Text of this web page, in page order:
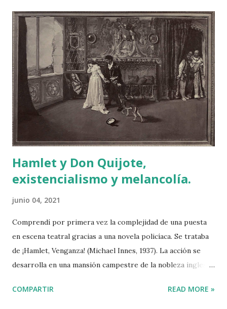
diez campos en diferentes lugares del país. La aplicación de
la orden ejecutiva de forma inmediata supuso que muchos
“internados” tuvieran que liquidar sus bienes de forma
precipitada y siendo víctimas de especuladores. Entrada
Manzanar War Relocation Center (California). Ansel Adams,
1943. Library of Congress. Sin embargo, en Hawái, a
petición de los propietarios agrícolas, no se aplicó el
internamiento ya que, al haber muchos braceros de orígen
japonés, hubiera provocado...
Hamlet y Don Quijote,
existencialismo y melancolía.
junio 04, 2021
Comprendí por primera vez la complejidad de una puesta
en escena teatral gracias a una novela policíaca. Se trataba
de ¡Hamlet, Venganza! (Michael Innes, 1937). La acción se
desarrolla en una mansión campestre de la nobleza inglesa
durante una representación de Hamlet en la que los
COMPARTIR READ MORE »